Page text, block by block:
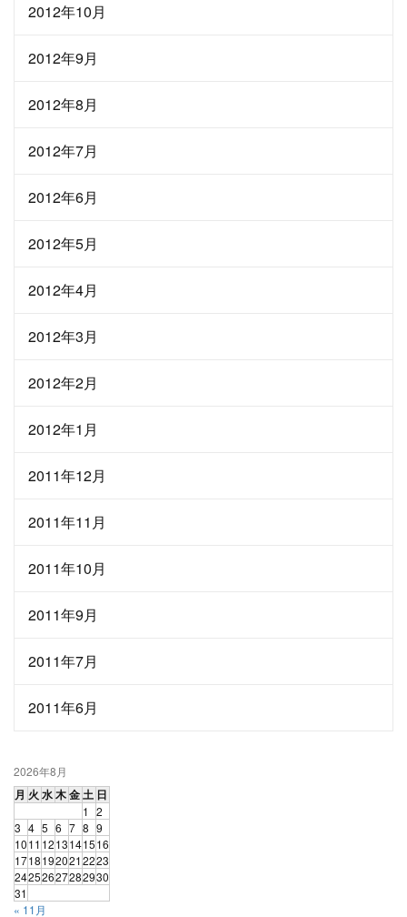
2012年10月
2012年9月
2012年8月
2012年7月
2012年6月
2012年5月
2012年4月
2012年3月
2012年2月
2012年1月
2011年12月
2011年11月
2011年10月
2011年9月
2011年7月
2011年6月
2026年8月
月 火 水木金土 日
1 2
3 4 5 6 7 8 9
1011 1213141516
17181920212223
24252627282930
31
« 11月